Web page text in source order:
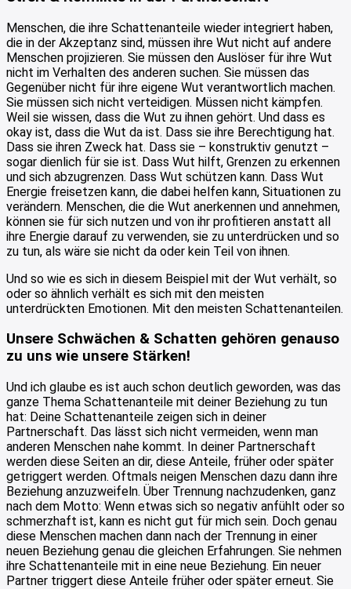
Menschen, die ihre Schattenanteile wieder integriert haben,
die in der Akzeptanz sind, müssen ihre Wut nicht auf andere
Menschen projizieren. Sie müssen den Auslöser für ihre Wut
nicht im Verhalten des anderen suchen. Sie müssen das
Gegenüber nicht für ihre eigene Wut verantwortlich machen.
Sie müssen sich nicht verteidigen. Müssen nicht kämpfen.
Weil sie wissen, dass die Wut zu ihnen gehört. Und dass es
okay ist, dass die Wut da ist. Dass sie ihre Berechtigung hat.
Dass sie ihren Zweck hat. Dass sie – konstruktiv genutzt –
sogar dienlich für sie ist. Dass Wut hilft, Grenzen zu erkennen
und sich abzugrenzen. Dass Wut schützen kann. Dass Wut
Energie freisetzen kann, die dabei helfen kann, Situationen zu
verändern. Menschen, die die Wut anerkennen und annehmen,
können sie für sich nutzen und von ihr profitieren anstatt all
ihre Energie darauf zu verwenden, sie zu unterdrücken und so
zu tun, als wäre sie nicht da oder kein Teil von ihnen.
Und so wie es sich in diesem Beispiel mit der Wut verhält, so
oder so ähnlich verhält es sich mit den meisten
unterdrückten Emotionen. Mit den meisten Schattenanteilen.
Unsere Schwächen & Schatten gehören genauso
zu uns wie unsere Stärken!
Und ich glaube es ist auch schon deutlich geworden, was das
ganze Thema Schattenanteile mit deiner Beziehung zu tun
hat: Deine Schattenanteile zeigen sich in deiner
Partnerschaft. Das lässt sich nicht vermeiden, wenn man
anderen Menschen nahe kommt. In deiner Partnerschaft
werden diese Seiten an dir, diese Anteile, früher oder später
getriggert werden. Oftmals neigen Menschen dazu dann ihre
Beziehung anzuzweifeln. Über Trennung nachzudenken, ganz
nach dem Motto: Wenn etwas sich so negativ anfühlt oder so
schmerzhaft ist, kann es nicht gut für mich sein. Doch genau
diese Menschen machen dann nach der Trennung in einer
neuen Beziehung genau die gleichen Erfahrungen. Sie nehmen
ihre Schattenanteile mit in eine neue Beziehung. Ein neuer
Partner triggert diese Anteile früher oder später erneut. Sie